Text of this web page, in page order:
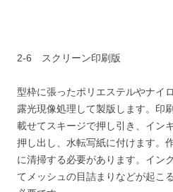
2-6 スクリーン印刷版
型枠に張ったポリエステルやナイ
露光現像処理して製版します。印
載せてスキージで押し引き、イン
押し出し、水転写紙に付けます。
に清掃する必要があります。イン
てメッシュの目詰まりなどが起こ